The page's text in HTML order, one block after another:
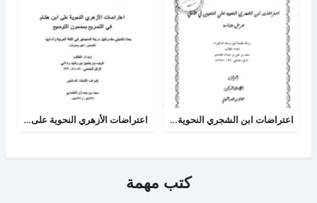
اعتراضات ابن الشجري النحوية على النحويين في الامالي عرض ودراسة اعتراضات الأزهري النحوية على ابن هشام في التصريح بمضمون التوضيح
كتب مهمة